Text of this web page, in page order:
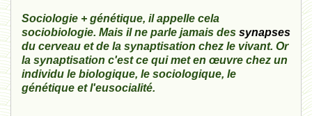
Sociologie + génétique, il appelle cela
sociobiologie. Mais il ne parle jamais des synapses
du cerveau et de la synaptisation chez le vivant. Or
la synaptisation c'est ce qui met en œuvre chez un
individu le biologique, le sociologique, le
génétique et l'eusocialité.